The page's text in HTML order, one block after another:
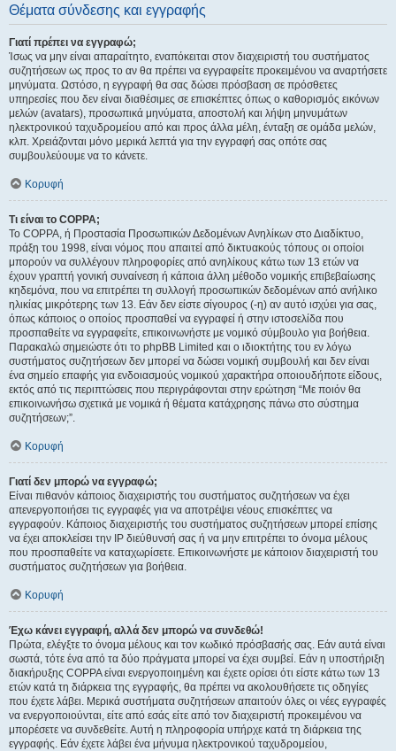
Θέματα σύνδεσης και εγγραφής
Γιατί πρέπει να εγγραφώ;
Ίσως να μην είναι απαραίτητο, εναπόκειται στον διαχειριστή του συστήματος
συζητήσεων ως προς το αν θα πρέπει να εγγραφείτε προκειμένου να αναρτήσετε
μηνύματα. Ωστόσο, η εγγραφή θα σας δώσει πρόσβαση σε πρόσθετες
υπηρεσίες που δεν είναι διαθέσιμες σε επισκέπτες όπως ο καθορισμός εικόνων
μελών (avatars), προσωπικά μηνύματα, αποστολή και λήψη μηνυμάτων
ηλεκτρονικού ταχυδρομείου από και προς άλλα μέλη, ένταξη σε ομάδα μελών,
κλπ. Χρειάζονται μόνο μερικά λεπτά για την εγγραφή σας οπότε σας
συμβουλεύουμε να το κάνετε.
Κορυφή
Τι είναι το COPPA;
Το COPPA, ή Προστασία Προσωπικών Δεδομένων Ανηλίκων στο Διαδίκτυο,
πράξη του 1998, είναι νόμος που απαιτεί από δικτυακούς τόπους οι οποίοι
μπορούν να συλλέγουν πληροφορίες από ανηλίκους κάτω των 13 ετών να
έχουν γραπτή γονική συναίνεση ή κάποια άλλη μέθοδο νομικής επιβεβαίωσης
κηδεμόνα, που να επιτρέπει τη συλλογή προσωπικών δεδομένων από ανήλικο
ηλικίας μικρότερης των 13. Εάν δεν είστε σίγουρος (-η) αν αυτό ισχύει για σας,
όπως κάποιος ο οποίος προσπαθεί να εγγραφεί ή στην ιστοσελίδα που
προσπαθείτε να εγγραφείτε, επικοινωνήστε με νομικό σύμβουλο για βοήθεια.
Παρακαλώ σημειώστε ότι το phpBB Limited και ο ιδιοκτήτης του εν λόγω
συστήματος συζητήσεων δεν μπορεί να δώσει νομική συμβουλή και δεν είναι
ένα σημείο επαφής για ενδοιασμούς νομικού χαρακτήρα οποιουδήποτε είδους,
εκτός από τις περιπτώσεις που περιγράφονται στην ερώτηση “Με ποιόν θα
επικοινωνήσω σχετικά με νομικά ή θέματα κατάχρησης πάνω στο σύστημα
συζητήσεων;”.
Κορυφή
Γιατί δεν μπορώ να εγγραφώ;
Είναι πιθανόν κάποιος διαχειριστής του συστήματος συζητήσεων να έχει
απενεργοποιήσει τις εγγραφές για να αποτρέψει νέους επισκέπτες να
εγγραφούν. Κάποιος διαχειριστής του συστήματος συζητήσεων μπορεί επίσης
να έχει αποκλείσει την IP διεύθυνσή σας ή να μην επιτρέπει το όνομα μέλους
που προσπαθείτε να καταχωρίσετε. Επικοινωνήστε με κάποιον διαχειριστή του
συστήματος συζητήσεων για βοήθεια.
Κορυφή
Έχω κάνει εγγραφή, αλλά δεν μπορώ να συνδεθώ!
Πρώτα, ελέγξτε το όνομα μέλους και τον κωδικό πρόσβασής σας. Εάν αυτά είναι
σωστά, τότε ένα από τα δύο πράγματα μπορεί να έχει συμβεί. Εάν η υποστήριξη
διακήρυξης COPPA είναι ενεργοποιημένη και έχετε ορίσει ότι είστε κάτω των 13
ετών κατά τη διάρκεια της εγγραφής, θα πρέπει να ακολουθήσετε τις οδηγίες
που έχετε λάβει. Μερικά συστήματα συζητήσεων απαιτούν όλες οι νέες εγγραφές
να ενεργοποιούνται, είτε από εσάς είτε από τον διαχειριστή προκειμένου να
μπορέσετε να συνδεθείτε. Αυτή η πληροφορία υπήρχε κατά τη διάρκεια της
εγγραφής. Εάν έχετε λάβει ένα μήνυμα ηλεκτρονικού ταχυδρομείου,